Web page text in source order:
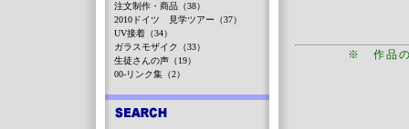
※ 作品の
注文制作・商品（38）
2010ドイツ 見学ツアー（37）
UV接着（34）
ガラスモザイク（33）
生徒さんの声（19）
00-リンク集（2）